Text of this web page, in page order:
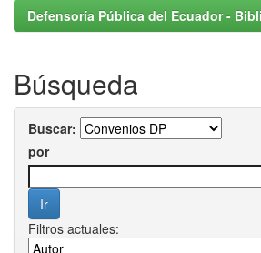
Defensoría Pública del Ecuador -
Búsqueda
Buscar:
por
Filtros actuales: